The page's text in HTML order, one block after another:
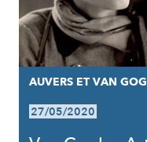
AUVERS ET VAN
27/05/2020